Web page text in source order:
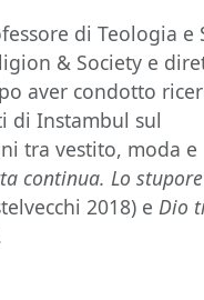
di Teologia e
& Society e
aver condotto
di Instambul sul
tra vestito, moda e
continua. Lo
2018) eDio